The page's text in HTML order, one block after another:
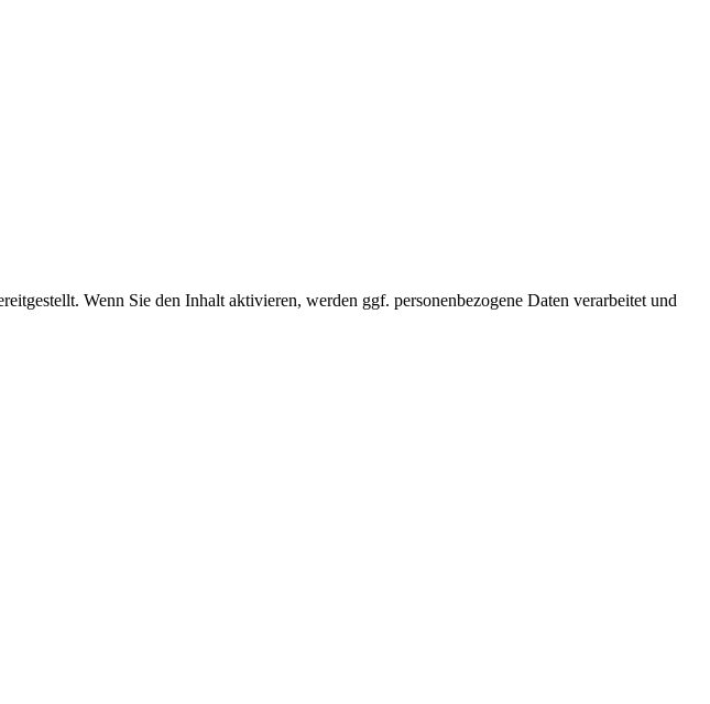
Wenn Sie den Inhalt aktivieren, werden ggf. personenbezogene Daten verarbeitet und